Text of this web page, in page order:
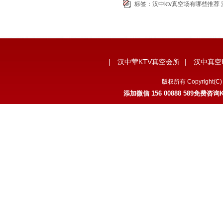
标签： 汉中ktv真空场有哪些推荐
| 汉中荤KTV真空会所 | 汉中真
版权所有
添加微信 156 00888 589免费咨询